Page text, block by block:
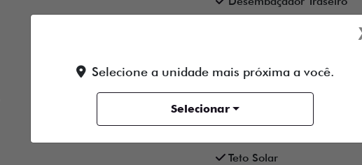
Painel Digital
Retrovisores Elétricos
Teto Solar
Selecione a unidade mais próxima a você.
Selecionar